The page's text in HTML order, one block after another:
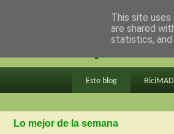
en bici por
Este blog BiciMAD
Lo mejor de la semana
This site
are shared
statistics,